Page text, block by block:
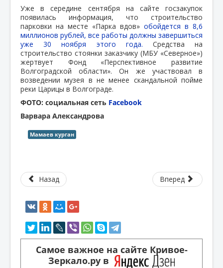
Уже в середине сентября на сайте госзакупок
появилась информация, что строительство
парковки на месте «Парка вдов» обойдется в 8,6
миллионов рублей, все работы должны завершиться
уже 30 ноября этого года. Средства на
строительство стоянки заказчику (МБУ «Северное»)
жертвует Фонд «Перспективное развитие
Волгоградской области». Он же участвовал в
возведении музея в не менее скандальной пойме
реки Царицы в Волгограде.
ФОТО: социальная сеть Facebook
Варвара Александрова
Мамаев курган
Назад Вперед
Самое важное на сайте Кривое-
Зеркало.ру в